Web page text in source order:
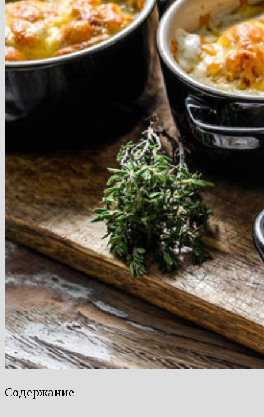
Содержание